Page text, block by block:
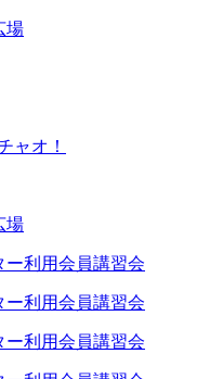
場
ャオ！
場
ー利用会員講習会
ー利用会員講習会
ー利用会員講習会